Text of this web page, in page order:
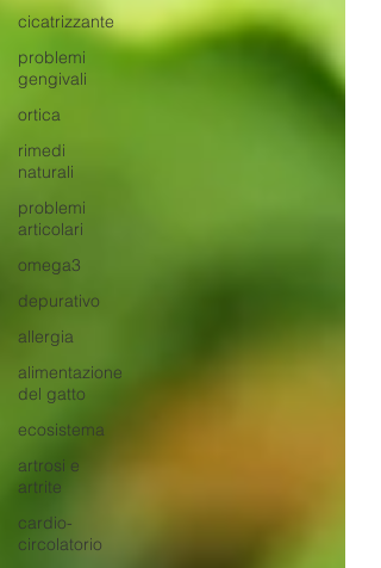
cicatrizzante
problemi
gengivali
ortica
rimedi
naturali
problemi
articolari
omega3
depurativo
allergia
alimentazione
del gatto
ecosistema
artrosi e
artrite
cardio-
circolatorio